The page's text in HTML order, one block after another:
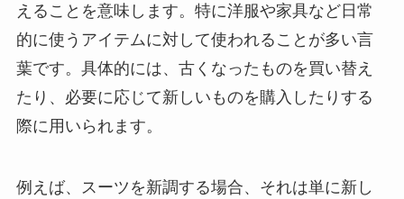
えることを意味します。特に洋服や家具など日常
的に使うアイテムに対して使われることが多い言
葉です。具体的には、古くなったものを買い替え
たり、必要に応じて新しいものを購入したりする
際に用いられます。
例えば、スーツを新調する場合、それは単に新し